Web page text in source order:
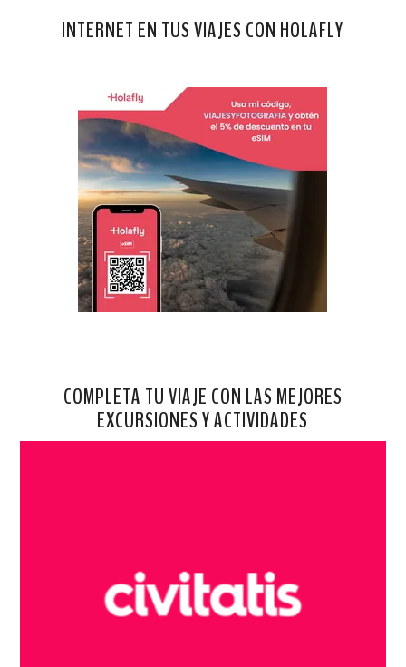
INTERNET EN TUS VIAJES CON HOLAFLY
COMPLETA TU VIAJE CON LAS MEJORES
EXCURSIONES Y ACTIVIDADES